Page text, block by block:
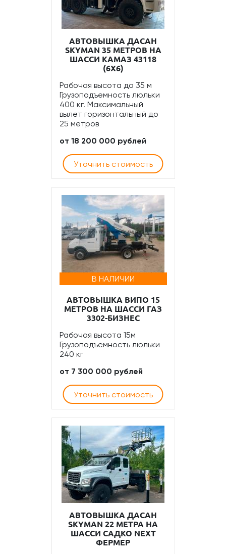
АВТОВЫШКА ДАСАН
SKYMAN 35 МЕТРОВ НА
ШАССИ КАМАЗ 43118
(6Х6)
Рабочая высота до 35 м
Грузоподъемность люльки
400 кг. Максимальный
вылет горизонтальный до
25 метров
от 18 200 000 рублей
Уточнить стоимость
В НАЛИЧИИ
АВТОВЫШКА ВИПО 15
МЕТРОВ НА ШАССИ ГАЗ
3302-БИЗНЕС
Рабочая высота 15м
Грузоподъемность люльки
240 кг
от 7 300 000 рублей
Уточнить стоимость
АВТОВЫШКА ДАСАН
SKYMAN 22 МЕТРА НА
ШАССИ САДКО NEXT
ФЕРМЕР